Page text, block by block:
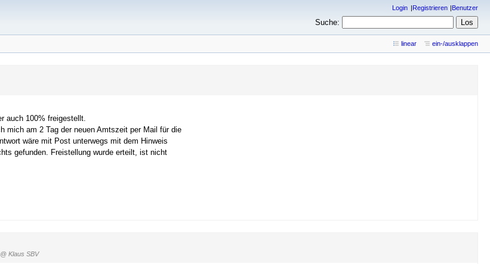
Login Registrieren Benutzer
Suche:
linear ein-/ausklappen
auch 100% freigestellt.
mich am 2 Tag der neuen Amtszeit per Mail für die
wäre mit Post unterwegs mit dem Hinweis
gefunden. Freistellung wurde erteilt, ist nicht
@ Klaus SBV